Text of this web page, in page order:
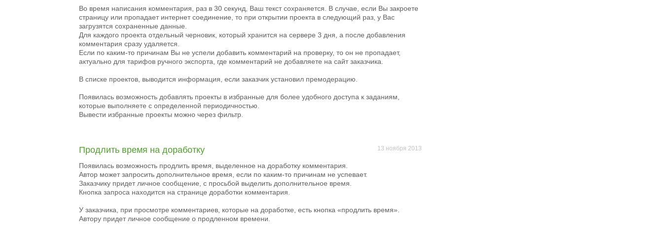
Во время написания комментария, раз в 30 секунд, Ваш текст сохраняется. В случае, если Вы закроете
страницу или пропадает интернет соединение, то при открытии проекта в следующий раз, у Вас
загрузятся сохраненные данные.
Для каждого проекта отдельный черновик, который хранится на сервере 3 дня, а после добавления
комментария сразу удаляется.
Если по каким-то причинам Вы не успели добавить комментарий на проверку, то он не пропадает,
актуально для тарифов ручного экспорта, где комментарий не добавляете на сайт заказчика.
В списке проектов, выводится информация, если заказчик установил премодерацию.
Появилась возможность добавлять проекты в избранные для более удобного доступа к заданиям,
которые выполняете с определенной периодичностью.
Вывести избранные проекты можно через фильтр.
Продлить время на доработку 13 ноября 2013
Появилась возможность продлить время, выделенное на доработку комментария.
Автор может запросить дополнительное время, если по каким-то причинам не успевает.
Заказчику придет личное сообщение, с просьбой выделить дополнительное время.
Кнопка запроса находится на странице доработки комментария.
У заказчика, при просмотре комментариев, которые на доработке, есть кнопка «продлить время».
Автору придет личное сообщение о продленном времени.